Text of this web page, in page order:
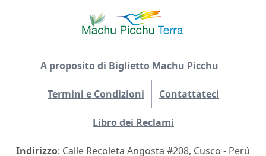
A proposito di Biglietto Machu Picchu
Termini e Condizioni Contattateci
Libro dei Reclami
Indirizzo: Calle Recoleta Angosta #208, Cusco - Perú